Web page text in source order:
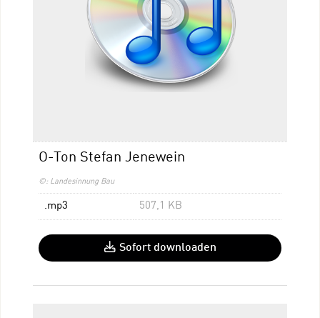
O-Ton Stefan Jenewein
©: Landesinnung Bau
.mp3 507,1 KB
Sofort downloaden